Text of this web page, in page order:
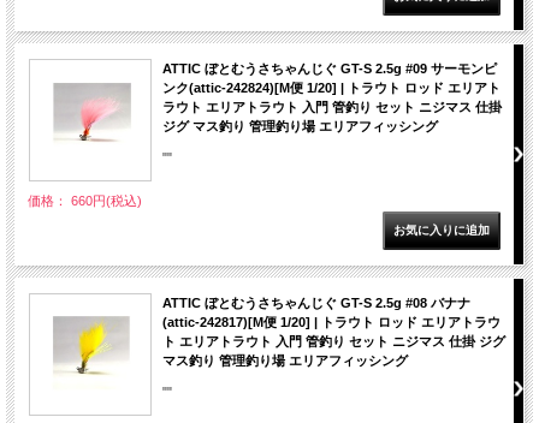
ATTIC ぼとむうさちゃんじぐ GT-S 2.5g #09 サーモンピ
ンク(attic-242824)[M便 1/20] | トラウト ロッド エリアト
ラウト エリアトラウト 入門 管釣り セット ニジマス 仕掛
ジグ マス釣り 管理釣り場 エリアフィッシング
""
価格： 660円(税込)
ATTIC ぼとむうさちゃんじぐ GT-S 2.5g #08 バナナ
(attic-242817)[M便 1/20] | トラウト ロッド エリアトラウ
ト エリアトラウト 入門 管釣り セット ニジマス 仕掛 ジグ
マス釣り 管理釣り場 エリアフィッシング
""